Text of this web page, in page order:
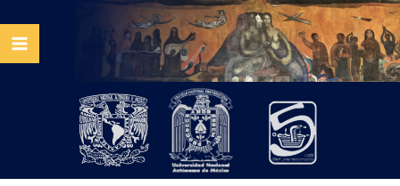
contenido